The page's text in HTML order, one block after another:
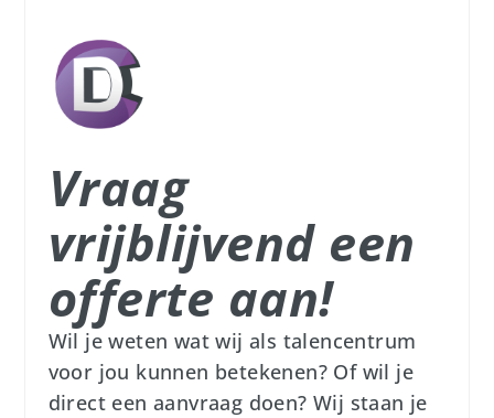
Vraag
vrijblijvend een
offerte aan!
Wil je weten wat wij als talencentrum
voor jou kunnen betekenen? Of wil je
direct een aanvraag doen? Wij staan je